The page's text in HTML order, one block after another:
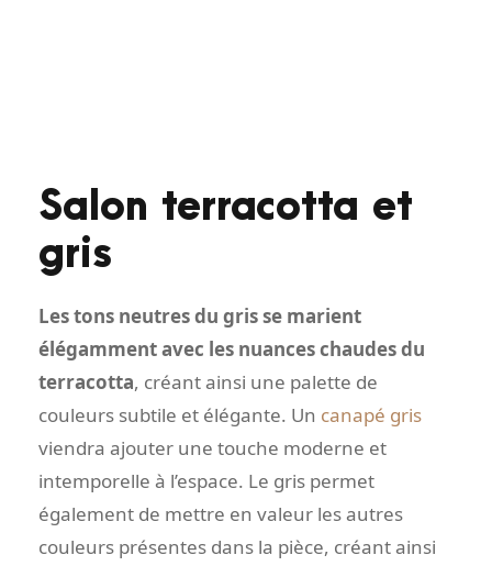
Salon terracotta et
gris
Les tons neutres du gris se marient
élégamment avec les nuances chaudes du
terracotta, créant ainsi une palette de
couleurs subtile et élégante. Un canapé gris
viendra ajouter une touche moderne et
intemporelle à l’espace. Le gris permet
également de mettre en valeur les autres
couleurs présentes dans la pièce, créant ainsi